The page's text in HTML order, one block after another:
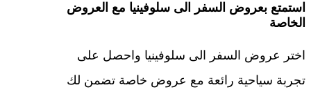
استمتع بعروض السفر الى سلوفينيا مع العروض
الخاصة
اختر عروض السفر الى سلوفينيا واحصل على
تجربة سياحية رائعة مع عروض خاصة تضمن لك